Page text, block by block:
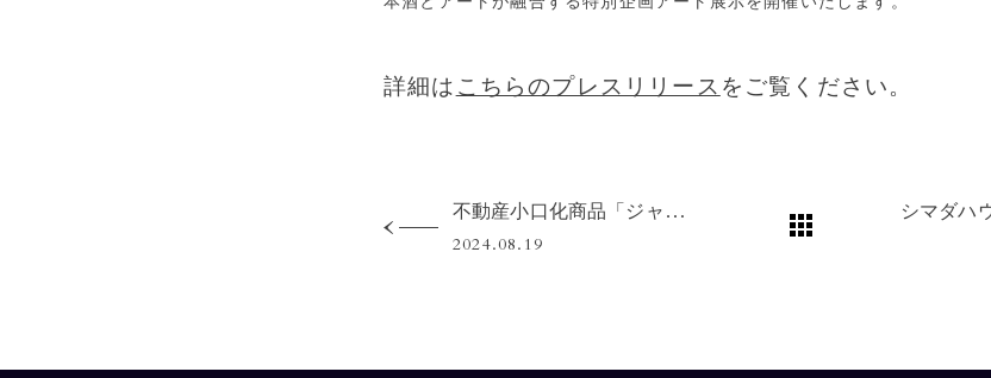
詳細はこちらのプレスリリースをご覧ください。
不動産小口化商品「ジャストフィット」第7号の一般出資募集を開始
2024.08.19